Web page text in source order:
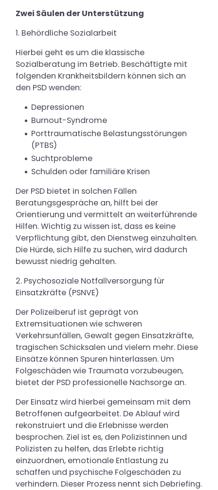
Zwei Säulen der Unterstützung
1. Behördliche Sozialarbeit
Hierbei geht es um die klassische
Sozialberatung im Betrieb. Beschäftigte mit
folgenden Krankheitsbildern können sich an
den PSD wenden:
Depressionen
Burnout-Syndrome
Porttraumatische Belastungsstörungen
(PTBS)
Suchtprobleme
Schulden oder familiäre Krisen
Der PSD bietet in solchen Fällen
Beratungsgespräche an, hilft bei der
Orientierung und vermittelt an weiterführende
Hilfen. Wichtig zu wissen ist, dass es keine
Verpflichtung gibt, den Dienstweg einzuhalten.
Die Hürde, sich Hilfe zu suchen, wird dadurch
bewusst niedrig gehalten.
2. Psychosoziale Notfallversorgung für
Einsatzkräfte (PSNVE)
Der Polizeiberuf ist geprägt von
Extremsituationen wie schweren
Verkehrsunfällen, Gewalt gegen Einsatzkräfte,
tragischen Schicksalen und vielem mehr. Diese
Einsätze können Spuren hinterlassen. Um
Folgeschäden wie Traumata vorzubeugen,
bietet der PSD professionelle Nachsorge an.
Der Einsatz wird hierbei gemeinsam mit dem
Betroffenen aufgearbeitet. De Ablauf wird
rekonstruiert und die Erlebnisse werden
besprochen. Ziel ist es, den Polizistinnen und
Polizisten zu helfen, das Erlebte richtig
einzuordnen, emotionale Entlastung zu
schaffen und psychische Folgeschäden zu
verhindern. Dieser Prozess nennt sich Debriefing.